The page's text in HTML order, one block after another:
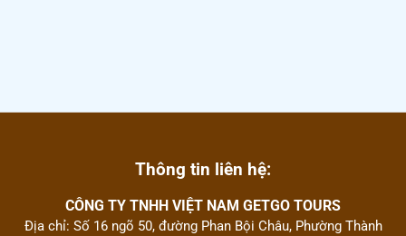
Thông tin liên hệ:
CÔNG TY TNHH VIỆT NAM GETGO TOURS
Địa chỉ: Số 16 ngõ 50, đường Phan Bội Châu, Phường Thành